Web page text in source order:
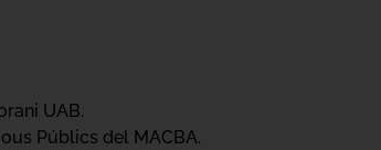
UAB.
Públics del MACBA.